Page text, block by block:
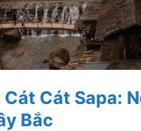
Cát Sapa:
Bắc